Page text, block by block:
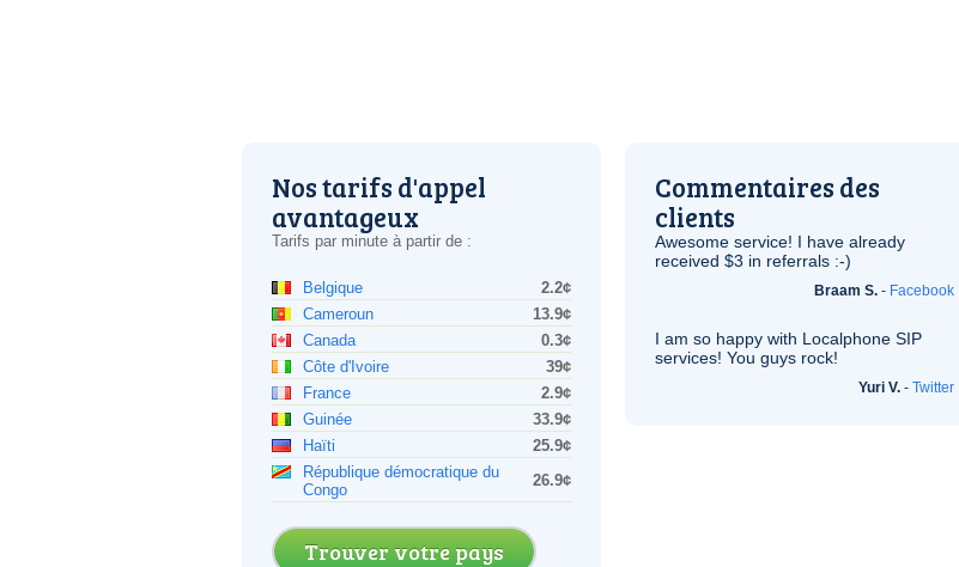
Nos tarifs d'appel
avantageux
Tarifs par minute à partir de :
Belgique
2.2¢
Cameroun
13.9¢
Canada
0.3¢
Côte d'Ivoire
39¢
France
2.9¢
Guinée
33.9¢
Haïti
25.9¢
République démocratique du
Congo
26.9¢
Trouver votre pays
Commentaires des
clients
Awesome service! I have already
received $3 in referrals :-)
Braam S. - Facebook
I am so happy with Localphone SIP
services! You guys rock!
Yuri V. - Twitter